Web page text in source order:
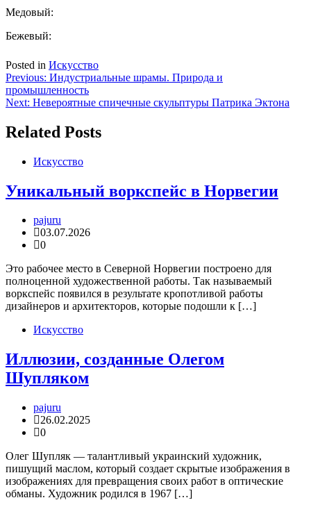
Медовый:
Бежевый:
Posted in Искусство
Навигация
по
Previous: Индустриальные шрамы. Природа и
промышленность
Next: Невероятные спичечные скульптуры Патрика Эктона
Related Posts
Искусство
Уникальный воркспейс в Норвегии
pajuru
03.07.2026
0
Это рабочее место в Северной Норвегии построено для
полноценной художественной работы. Так называемый
воркспейс появился в результате кропотливой работы
дизайнеров и архитекторов, которые подошли к […]
Искусство
Иллюзии, созданные Олегом
Шупляком
pajuru
26.02.2025
0
Олег Шупляк — талантливый украинский художник,
пишущий маслом, который создает скрытые изображения в
изображениях для превращения своих работ в оптические
обманы. Художник родился в 1967 […]